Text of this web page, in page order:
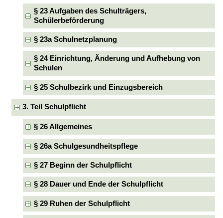
§ 23 Aufgaben des Schulträgers,
Schülerbeförderung
§ 23a Schulnetzplanung
§ 24 Einrichtung, Änderung und Aufhebung von
Schulen
§ 25 Schulbezirk und Einzugsbereich
3. Teil Schulpflicht
§ 26 Allgemeines
§ 26a Schulgesundheitspflege
§ 27 Beginn der Schulpflicht
§ 28 Dauer und Ende der Schulpflicht
§ 29 Ruhen der Schulpflicht